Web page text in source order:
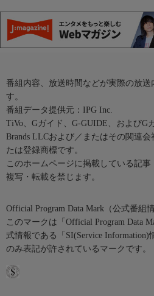
番組内容、放送時間などが実際の放
す。
番組データ提供元：IPG Inc.
TiVo、Gガイド、G-GUIDE、およびG
Brands LLCおよび／またはその関連
たは登録商標です。
このホームページに掲載している記
複写・転載を禁じます。
Official Program Data Mark（公式番組
このマークは「Official Program Data
式情報である「SI(Service
のみ表記が許されているマークです。